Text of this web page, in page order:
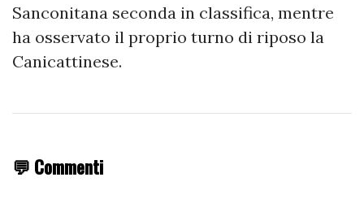
Sanconitana seconda in classifica, mentre
ha osservato il proprio turno di riposo la
Canicattinese.
💬 Commenti